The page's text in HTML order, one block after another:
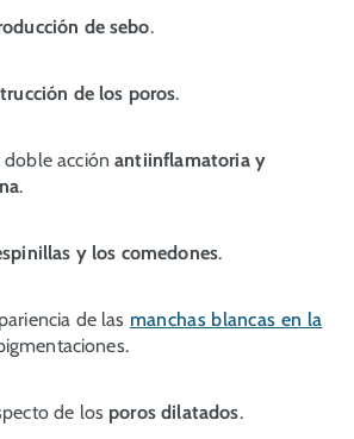
de sebo.
de los poros.
doble acciónantiinflamatoria y
.
y los comedones.
de las manchas blancas en la
de los poros dilatados.